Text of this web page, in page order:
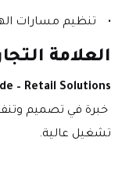
تنظيم مسارات
العلامة
– Retail Solutions
تشغيل عالية.